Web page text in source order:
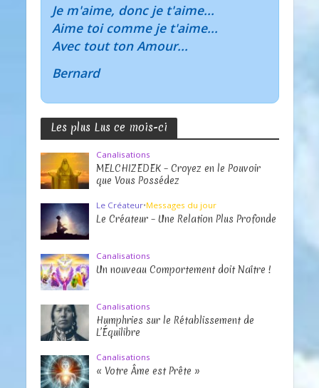
Je m'aime, donc je t'aime...
Aime toi comme je t'aime...
Avec tout ton Amour...
Bernard
Les plus Lus ce mois-ci
Canalisations
MELCHIZEDEK – Croyez en le Pouvoir
que Vous Possédez
Le Créateur•Messages du jour
Le Créateur – Une Relation Plus Profonde
Canalisations
Un nouveau Comportement doit Naître !
Canalisations
Humphries sur le Rétablissement de
L’Équilibre
Canalisations
« Votre Âme est Prête »